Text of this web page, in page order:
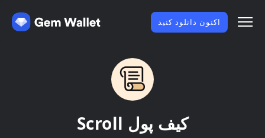
اکنون دانلود کنید
Scroll کیف پول